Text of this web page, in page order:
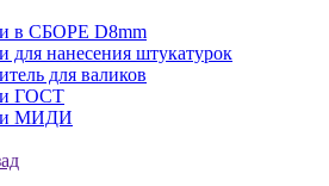
в СБОРЕ D8mm
для нанесения штукатурок
для валиков
ГОСТ
МИДИ